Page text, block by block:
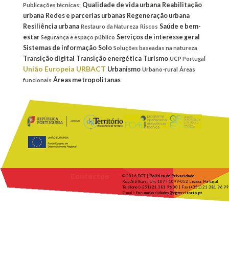
Publicações técnicas; Qualidade de vida urbana Reabilitação
urbana Redes e parcerias urbanas Regeneração urbana
Resiliência urbana Restauro da Natureza Riscos Saúde e bem-
estar Segurança e espaço público Serviços de interesse geral
Sistemas de informação Solo Soluções baseadas na natureza
Transição digital Transição energética Turismo UCP Portugal
União Europeia URBACT Urbanismo Urbano-rural Áreas
funcionais Áreas metropolitanas
© 2016 DGT | Política de Privacidade
Rua Artilharia Um, 107 | 1099-052 Lisboa, Portugal
Telefone (+351) 21 381 96 00 | Fax (+351) 21 381 96 99
E-mail: forumdascidades@dgterritorio.pt